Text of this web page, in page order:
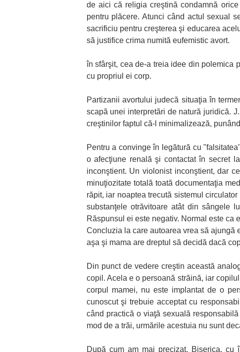
de aici că religia creştină condamnă
pentru plăcere. Atunci când actul sexual
sacrificiu pentru creşterea şi educarea
să justifice crima numită eufemistic avort.
în sfârşit, cea de-a treia idee din polemica
cu propriul ei corp.
Partizanii avortului judecă situaţia în
scapă unei interpretări de natură juridică.
creştinilor faptul că-l minimalizează,
Pentru a convinge în legătură cu
o afecţiune renală şi contactat în secret
inconştient. Un violonist inconştient, dar
minuţiozitate totală toată documentaţia
răpit, iar noaptea trecută sistemul
substanţele otrăvitoare atât din sângele
Răspunsul ei este negativ. Normal este ca
Concluzia la care autoarea vrea să ajungă
aşa şi mama are dreptul să decidă dacă
Din punct de vedere creştin această
copil. Acela e o persoană străină, iar
corpul mamei, nu este implantat de o
cunoscut şi trebuie acceptat cu
când practică o viaţă sexuală
mod de a trăi, urmările acestuia nu sunt
După cum am mai precizat, Biserica, cu